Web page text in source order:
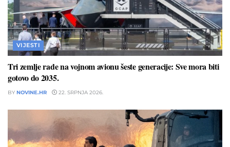
VIJESTI
Tri zemlje rade na vojnom avionu šeste generacije: Sve mora biti
gotovo do 2035.
BY NOVINE.HR 22. SRPNJA 2026.